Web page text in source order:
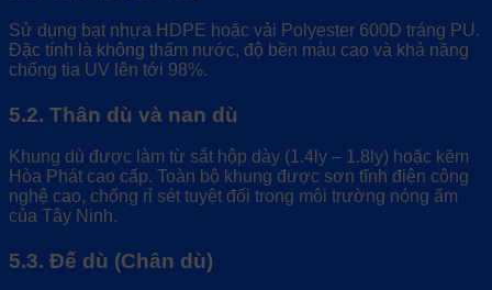
Sử dụng bạt nhựa HDPE hoặc vải Polyester 600D tráng PU.
Đặc tính là không thấm nước, độ bền màu cao và khả năng
chống tia UV lên tới 98%.
5.2. Thân dù và nan dù
Khung dù được làm từ sắt hộp dày (1.4ly – 1.8ly) hoặc kẽm
Hòa Phát cao cấp. Toàn bộ khung được sơn tĩnh điện công
nghệ cao, chống rỉ sét tuyệt đối trong môi trường nóng ẩm
của Tây Ninh.
5.3. Đế dù (Chân dù)